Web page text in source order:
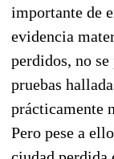
importante de
evidencia
perdidos, no
pruebas
prácticamente
Pero pese a